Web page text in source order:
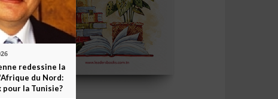
redessine la
du Nord:
pour la Tunisie?